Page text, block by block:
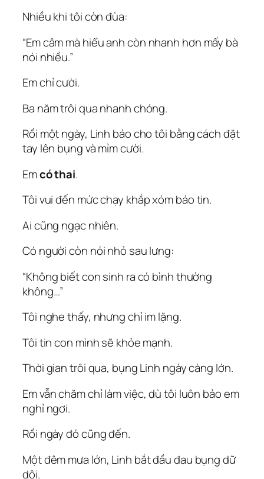
Nhiều khi tôi còn đùa:
“Em câm mà hiểu anh còn nhanh hơn mấy bà
nói nhiều.”
Em chỉ cười.
Ba năm trôi qua nhanh chóng.
Rồi một ngày, Linh báo cho tôi bằng cách đặt
tay lên bụng và mỉm cười.
Emcó thai.
Tôi vui đến mức chạy khắp xóm báo tin.
Ai cũng ngạc nhiên.
Có người còn nói nhỏ sau lưng:
“Không biết con sinh ra có bình thường
không…”
Tôi nghe thấy, nhưng chỉ im lặng.
Tôi tin con mình sẽ khỏe mạnh.
Thời gian trôi qua, bụng Linh ngày càng lớn.
Em vẫn chăm chỉ làm việc, dù tôi luôn bảo em
nghỉ ngơi.
Rồi ngày đó cũng đến.
Một đêm mưa lớn, Linh bắt đầu đau bụng dữ
dội.